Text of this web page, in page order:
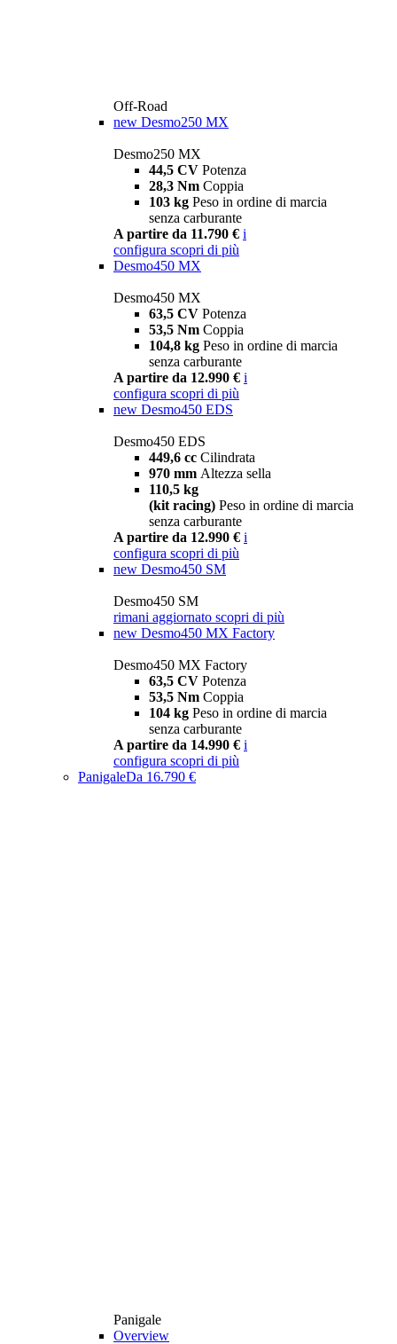
Off-Road
new Desmo250 MX
Desmo250 MX
44,5 CV Potenza
28,3 Nm Coppia
103 kg Peso in ordine di marcia
senza carburante
A partire da 11.790 € i
configura scopri di più
Desmo450 MX
Desmo450 MX
63,5 CV Potenza
53,5 Nm Coppia
104,8 kg Peso in ordine di marcia
senza carburante
A partire da 12.990 € i
configura scopri di più
new Desmo450 EDS
Desmo450 EDS
449,6 cc Cilindrata
970 mm Altezza sella
110,5 kg
(kit racing) Peso in ordine di marcia
senza carburante
A partire da 12.990 € i
configura scopri di più
new Desmo450 SM
Desmo450 SM
rimani aggiornato scopri di più
new Desmo450 MX Factory
Desmo450 MX Factory
63,5 CV Potenza
53,5 Nm Coppia
104 kg Peso in ordine di marcia
senza carburante
A partire da 14.990 € i
configura scopri di più
PanigaleDa 16.790 €
Panigale
Overview